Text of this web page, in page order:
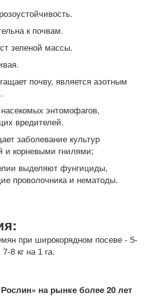
к почвам.
зеленой массы.
почву, является азотным
энтомофагов,
вредителей.
заболевание культур
и корневыми гнилями;
выделяют фунгициды,
проволочника и нематоды.
при широкорядном посеве - 5-
8 кг на 1 га.
на рынке более 20 лет